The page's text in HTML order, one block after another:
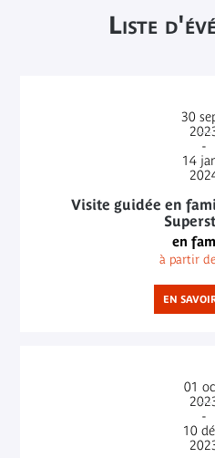
Liste
30
-
14
Visite guidée en
en
à partir
EN
01
-
10